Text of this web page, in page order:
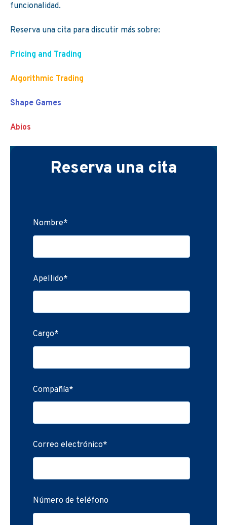
funcionalidad.
Reserva una cita para discutir más sobre:
Pricing and Trading
Algorithmic Trading
Shape Games
Abios
Reserva una cita
Nombre*
Apellido*
Cargo*
Compañía*
Correo electrónico*
Número de teléfono